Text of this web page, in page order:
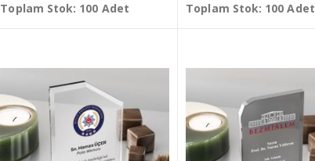
Toplam Stok: 100 Adet Toplam Stok: 100 Adet